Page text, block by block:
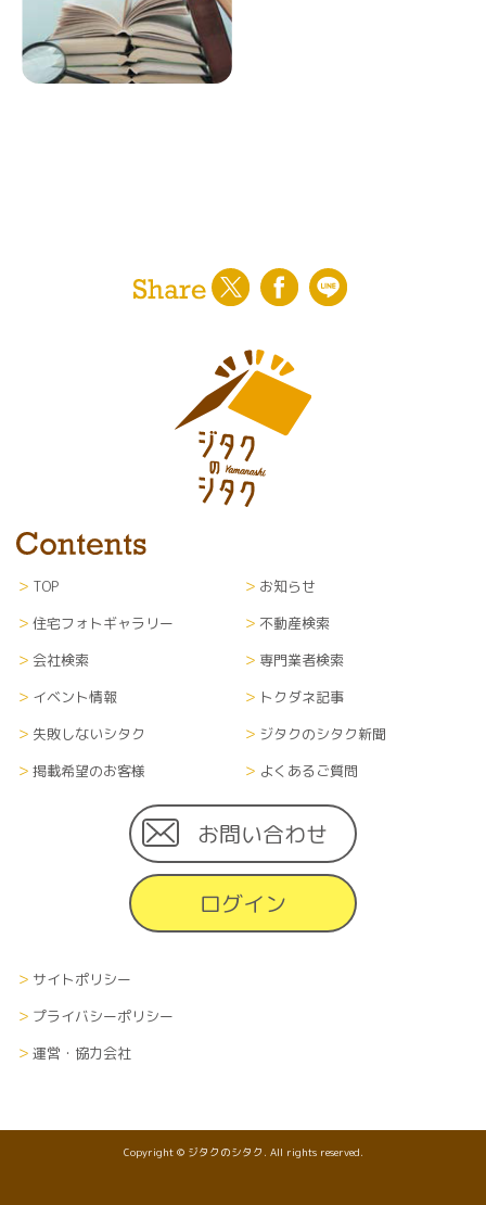
TOP
お知らせ
住宅フォトギャラリー
不動産検索
会社検索
専門業者検索
イベント情報
トクダネ記事
失敗しないシタク
ジタクのシタク新聞
掲載希望のお客様
よくあるご質問
お問い合わせ
ログイン
サイトポリシー
プライバシーポリシー
運営・協力会社
Copyright © ジタクのシタク. All rights reserved.